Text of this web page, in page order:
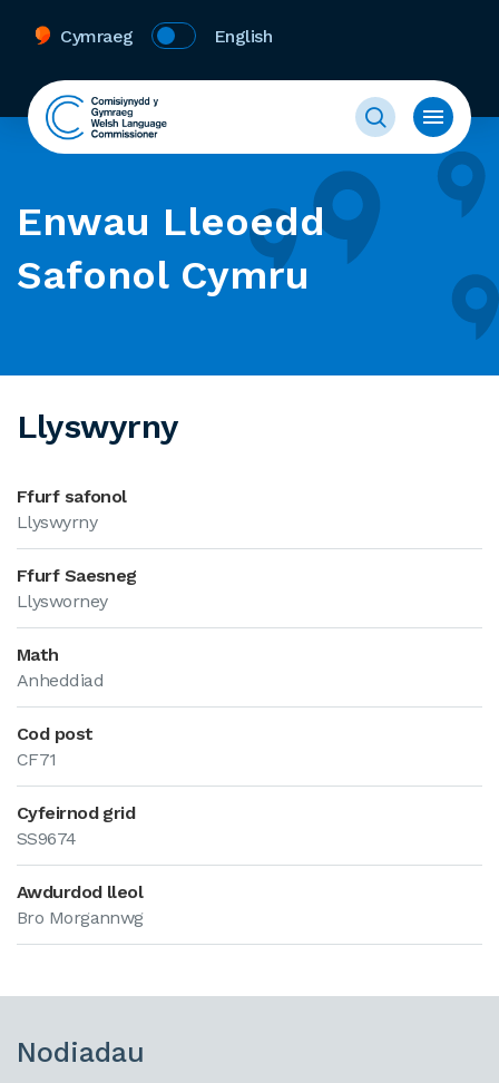
Cymraeg English
Enwau Lleoedd
Safonol Cymru
Llyswyrny
Ffurf safonol
Llyswyrny
Ffurf Saesneg
Llysworney
Math
Anheddiad
Cod post
CF71
Cyfeirnod grid
SS9674
Awdurdod lleol
Bro Morgannwg
Nodiadau